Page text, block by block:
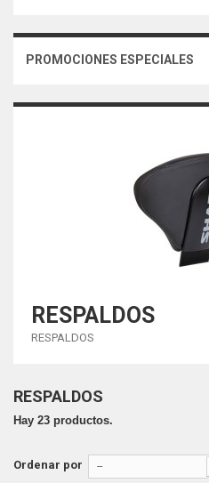
PROMOCIONES ESPECIALES
RESPALDOS
RESPALDOS
RESPALDOS
Hay 23 productos.
Ordenar por --